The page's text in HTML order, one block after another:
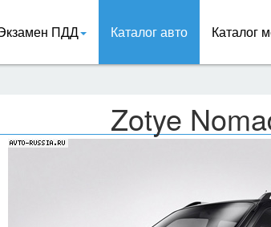
ПДД Каталог авто Каталог
Zotye